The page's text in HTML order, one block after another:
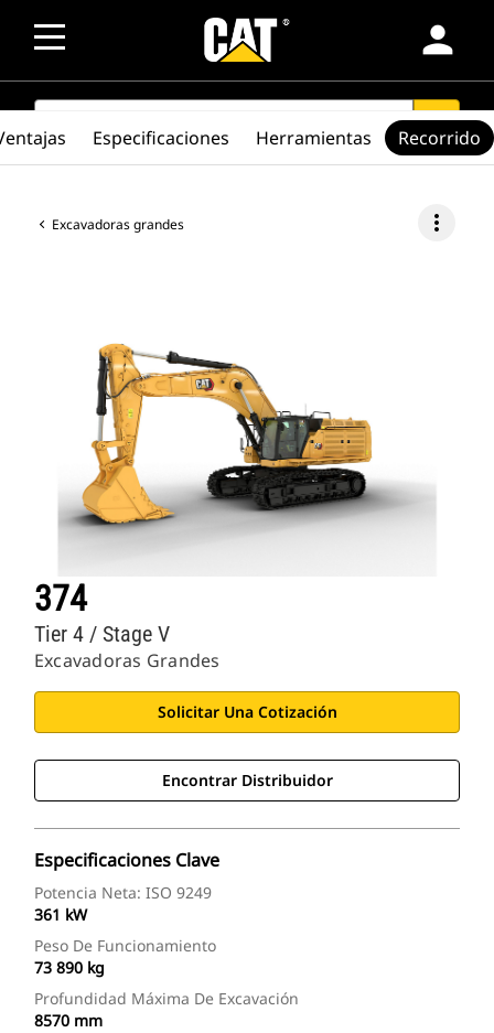
person
SEARCH search
Excavadoras grandes more_vert
374
Excavadoras Grandes
Tier 4 / Stage V
Solicitar Una Cotización
Encontrar Distribuidor
Especificaciones Clave
Potencia Neta: ISO 9249
361 kW
Peso De Funcionamiento
73 890 kg
Profundidad Máxima De Excavación
8570 mm
Especificaciones Herramientas Recorrido